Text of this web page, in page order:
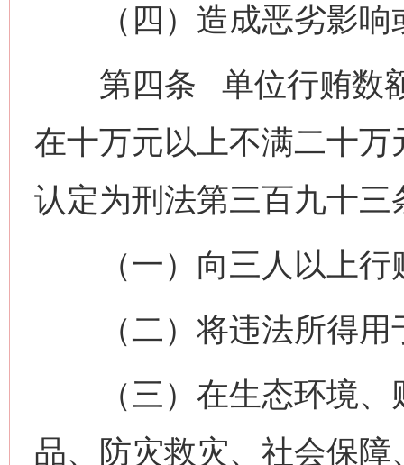
（四）造成恶劣影响
第四条 单位行贿数额
在十万元以上不满二十
认定为刑法第三百九十三
（一）向三人以上行
（二）将违法所得用
（三）在生态环境、
品、防灾救灾、社会保